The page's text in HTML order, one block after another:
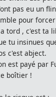
pas eu un
pour
tord , c'est ta
tu insinues
c'est abject.
est payé par
boîtier !